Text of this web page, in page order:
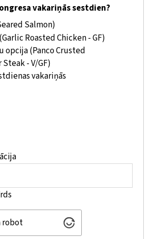
vakariņās sestdien?
Salmon)
Roasted Chicken - GF)
opcija (Panco Crusted
- V/GF)
vakariņās
robot